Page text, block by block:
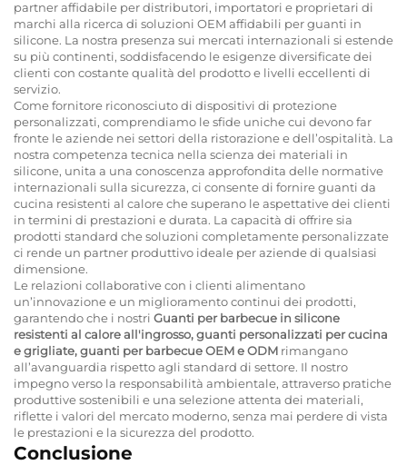
partner affidabile per distributori, importatori e proprietari di
marchi alla ricerca di soluzioni OEM affidabili per guanti in
silicone. La nostra presenza sui mercati internazionali si estende
su più continenti, soddisfacendo le esigenze diversificate dei
clienti con costante qualità del prodotto e livelli eccellenti di
servizio.
Come fornitore riconosciuto di dispositivi di protezione
personalizzati, comprendiamo le sfide uniche cui devono far
fronte le aziende nei settori della ristorazione e dell’ospitalità. La
nostra competenza tecnica nella scienza dei materiali in
silicone, unita a una conoscenza approfondita delle normative
internazionali sulla sicurezza, ci consente di fornire guanti da
cucina resistenti al calore che superano le aspettative dei clienti
in termini di prestazioni e durata. La capacità di offrire sia
prodotti standard che soluzioni completamente personalizzate
ci rende un partner produttivo ideale per aziende di qualsiasi
dimensione.
Le relazioni collaborative con i clienti alimentano
un’innovazione e un miglioramento continui dei prodotti,
garantendo che i nostri Guanti per barbecue in silicone
resistenti al calore all'ingrosso, guanti personalizzati per cucina
e grigliate, guanti per barbecue OEM e ODM rimangano
all’avanguardia rispetto agli standard di settore. Il nostro
impegno verso la responsabilità ambientale, attraverso pratiche
produttive sostenibili e una selezione attenta dei materiali,
riflette i valori del mercato moderno, senza mai perdere di vista
le prestazioni e la sicurezza del prodotto.
Conclusione